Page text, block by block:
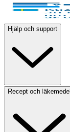
Hjälp och support
Recept och läkemedel